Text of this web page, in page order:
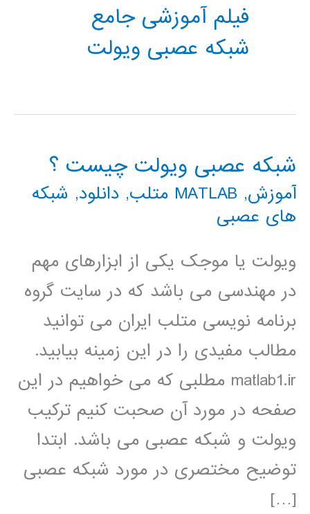
فیلم آموزشی جامع
شبکه عصبی ویولت
شبکه عصبی ویولت چیست ؟
آموزش, MATLAB متلب , دانلود, شبکه
های عصبی
ویولت یا موجک یکی از ابزارهای مهم
در مهندسی می باشد که در سایت گروه
برنامه نویسی متلب ایران می توانید
مطالب مفیدی را در این زمینه بیابید.
matlab1.ir مطلبی که می خواهیم در این
صفحه در مورد آن صحبت کنیم ترکیب
ویولت و شبکه عصبی می باشد. ابتدا
توضیح مختصری در مورد شبکه عصبی
[…]